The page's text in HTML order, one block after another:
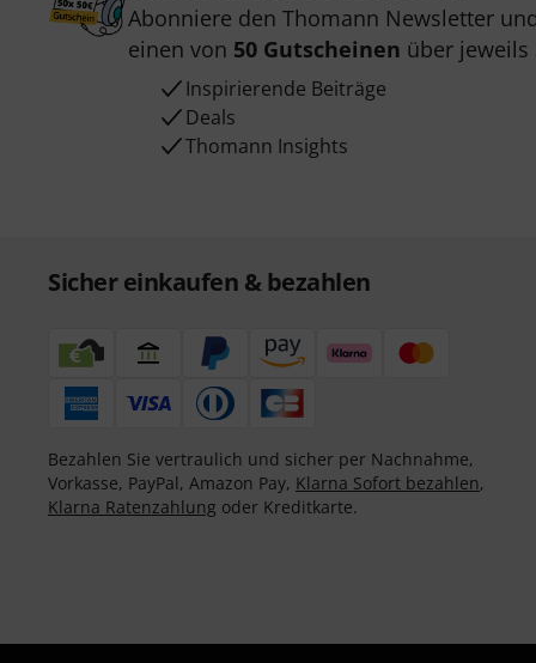
Abonniere den Thomann Newsletter
einen von 50 Gutscheinen über jeweils
Inspirierende Beiträge
Deals
Thomann Insights
Sicher einkaufen & bezahlen
Bezahlen Sie vertraulich und sicher per Nachnahme,
Vorkasse, PayPal, Amazon Pay, Klarna Sofort bezahlen,
Klarna Ratenzahlung oder Kreditkarte.